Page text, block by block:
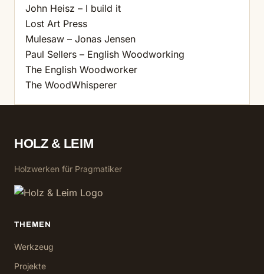
John Heisz – I build it
Lost Art Press
Mulesaw – Jonas Jensen
Paul Sellers – English Woodworking
The English Woodworker
The WoodWhisperer
HOLZ & LEIM
Holzwerken für Pragmatiker
THEMEN
Werkzeug
Projekte